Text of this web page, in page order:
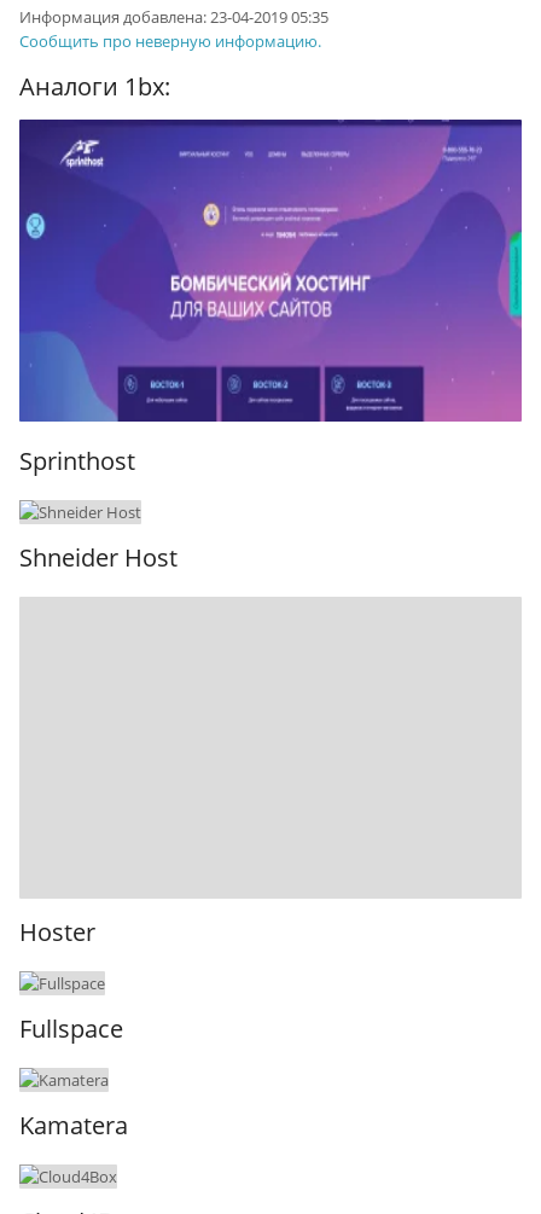
Информация добавлена:23-04-2019 05:35
Сообщить про неверную информацию.
Аналоги 1bx:
Sprinthost
Shneider Host
Hoster
Fullspace
Kamatera